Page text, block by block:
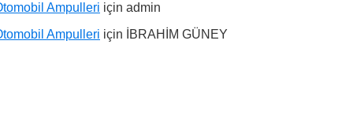
Ampulleri için admin
Ampulleri için İBRAHİM GÜNEY